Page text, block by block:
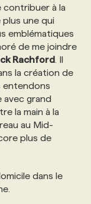
contribuer à la
plus une qui
emblématiques
de me joindre
Rachford . Il
la création de
entendons
avec grand
la main à la
au Mid-
plus de
dans le